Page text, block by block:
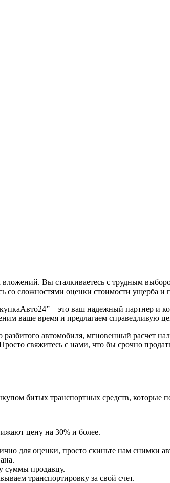
Вы сталкиваетесь с трудным
со сложностями оценки стоимости ущерба и
– это ваш надежный партнер и
ваше время и предлагаем справедливую
автомобиля, мгновенный расчет
свяжитесь с нами, что бы срочно
битых транспортных средств, которые
цену на 30% и более.
для оценки, просто скиньте нам снимки
суммы продавцу.
транспортировку за свой счет.